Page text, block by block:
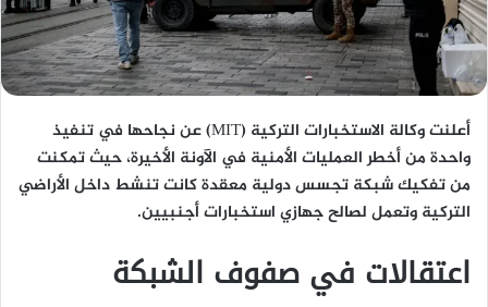
أعلنت وكالة الاستخبارات التركية (MIT) عن نجاحها في تنفيذ
واحدة من أخطر العمليات الأمنية في الآونة الأخيرة، حيث تمكنت
من تفكيك شبكة تجسس دولية معقدة كانت تنشط داخل الأراضي
التركية وتعمل لصالح جهازي استخبارات أجنبيين.
اعتقالات في صفوف الشبكة